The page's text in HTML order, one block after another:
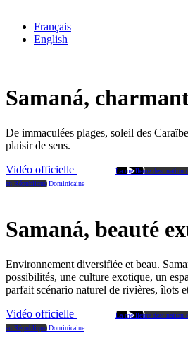
Français
English
Samaná,
De immaculées plages, soleil des
plaisir de sens.
Vidéo officielle
La meilleure destination
en République Dominicaine
Samaná, beauté
Environnement diversifiée et beau.
possibilités, une culture exotique, un
parfait scénario naturel de rivières, îlots
Vidéo officielle
La meilleure destination
en République Dominicaine